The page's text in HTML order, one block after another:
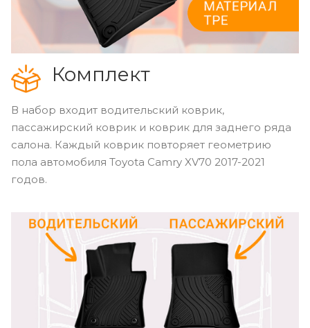
Комплект
В набор входит водительский коврик,
пассажирский коврик и коврик для заднего ряда
салона. Каждый коврик повторяет геометрию
пола автомобиля Toyota Camry XV70 2017-2021
годов.